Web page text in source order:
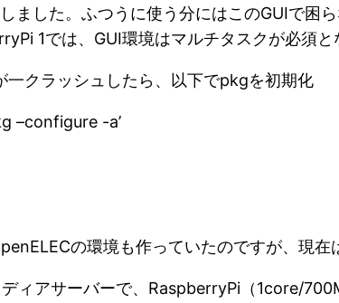
ました。ふつうに使う分にはこのGUIで困
1では、GUI環境はマルチタスクが必須
一クラッシュしたら、以下でpkgを初期化
–configure -a’
の環境も作っていたのですが、現
ィアサーバーで、RaspberryPi（1core/